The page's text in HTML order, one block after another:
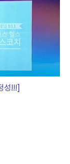
성!!!]